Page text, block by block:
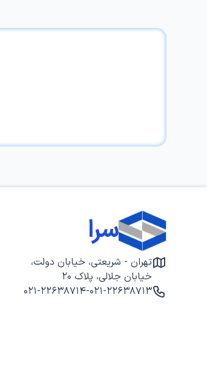
سرا
تهران - شریعتی، خیابان دولت،
خیابان جلالی، پلاک ۲۰
۰۲۱-۲۲۶۳۸۷۱۳-۰۲۱-۲۲۶۳۸۷۱۴